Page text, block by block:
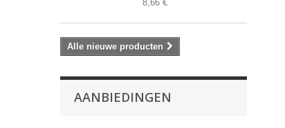
8,66 €
Alle nieuwe producten
AANBIEDINGEN